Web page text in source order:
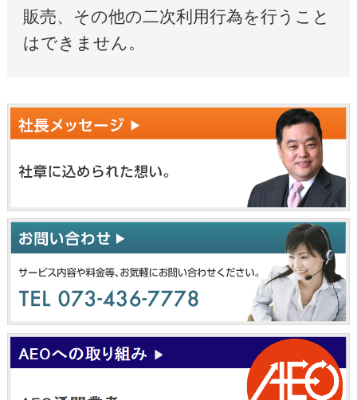
販売、その他の二次利用行為を行うこと
はできません。